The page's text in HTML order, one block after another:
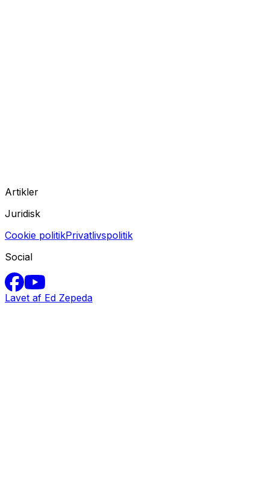
Artikler
Juridisk
Cookie politikPrivatlivspolitik
Social
Lavet af Ed Zepeda